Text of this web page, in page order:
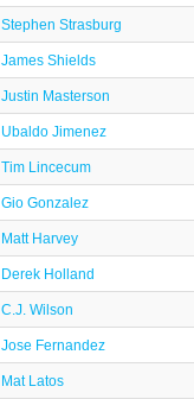
Stephen Strasburg
James Shields
Justin Masterson
Ubaldo Jimenez
Tim Lincecum
Gio Gonzalez
Matt Harvey
Derek Holland
C.J. Wilson
Jose Fernandez
Mat Latos